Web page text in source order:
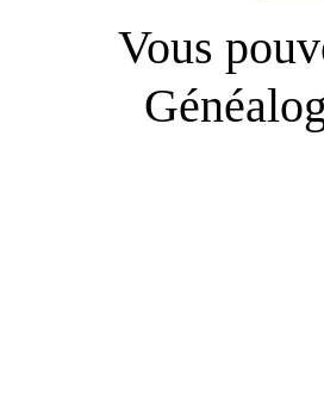
Vous